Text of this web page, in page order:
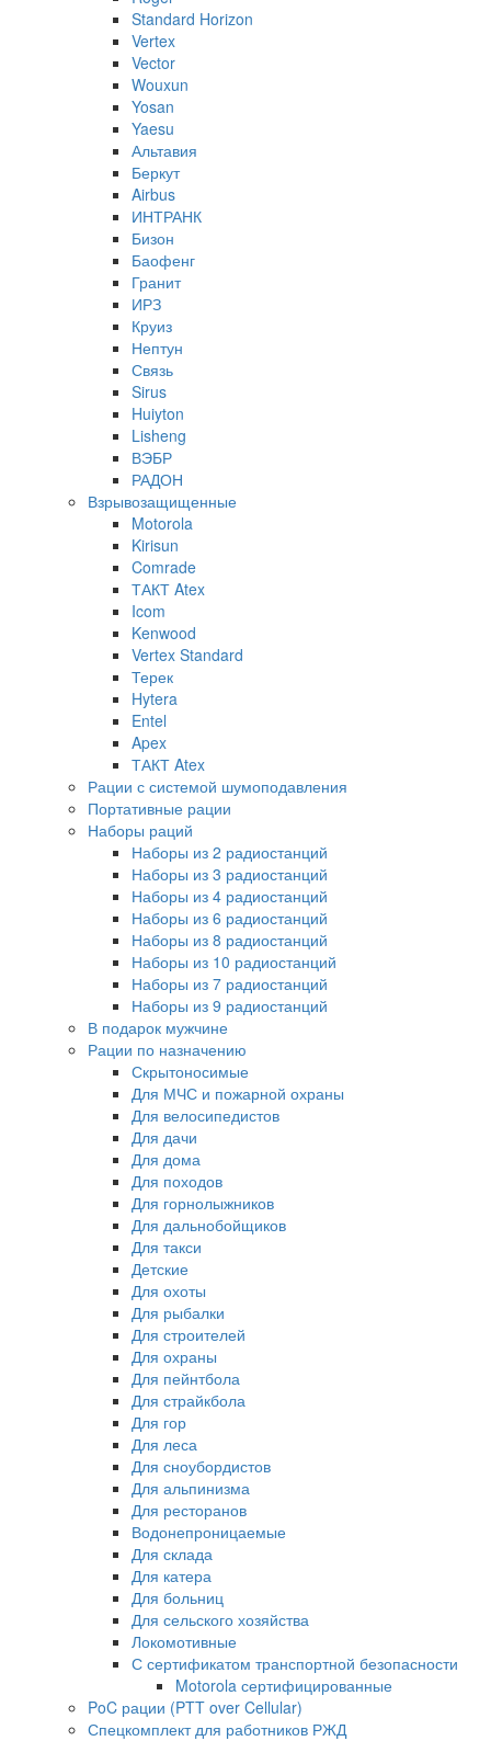
Standard Horizon
Vertex
Vector
Wouxun
Yosan
Yaesu
Альтавия
Беркут
Airbus
ИНТРАНК
Бизон
Баофенг
Гранит
ИРЗ
Круиз
Нептун
Связь
Sirus
Huiyton
Lisheng
ВЭБР
РАДОН
Взрывозащищенные
Motorola
Kirisun
Comrade
ТАКТ Atex
Icom
Kenwood
Vertex Standard
Терек
Hytera
Entel
Apex
ТАКТ Atex
Рации с системой шумоподавления
Портативные рации
Наборы раций
Наборы из 2 радиостанций
Наборы из 3 радиостанций
Наборы из 4 радиостанций
Наборы из 6 радиостанций
Наборы из 8 радиостанций
Наборы из 10 радиостанций
Наборы из 7 радиостанций
Наборы из 9 радиостанций
В подарок мужчине
Рации по назначению
Скрытоносимые
Для МЧС и пожарной охраны
Для велосипедистов
Для дачи
Для дома
Для походов
Для горнолыжников
Для дальнобойщиков
Для такси
Детские
Для охоты
Для рыбалки
Для строителей
Для охраны
Для пейнтбола
Для страйкбола
Для гор
Для леса
Для сноубордистов
Для альпинизма
Для ресторанов
Водонепроницаемые
Для склада
Для катера
Для больниц
Для сельского хозяйства
Локомотивные
С сертификатом транспортной безопасности
Motorola сертифицированные
PoC рации (PTT over Cellular)
Спецкомплект для работников РЖД